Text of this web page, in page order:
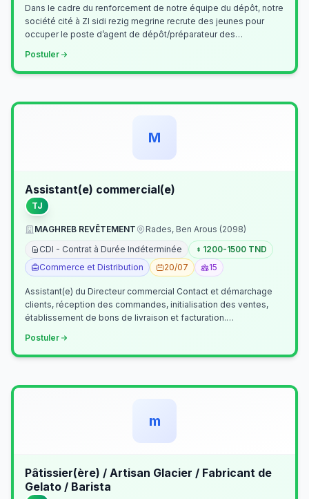
Dans le cadre du renforcement de notre équipe du dépôt, notre
société cité à ZI sidi rezig megrine recrute des jeunes pour
occuper le poste d’agent de dépôt/préparateur des
Postuler
M
Assistant(e) commercial(e)
TJ
MAGHREB REVÊTEMENT
Rades, Ben Arous (2098)
CDI - Contrat à Durée Indéterminée
1200-1500 TND
Commerce et Distribution
20/07 15
Assistant(e) du Directeur commercial Contact et démarchage
clients, réception des commandes, initialisation des ventes,
établissement de bons de livraison et facturation.
Postuler
m
Pâtissier(ère) / Artisan Glacier / Fabricant de
Gelato / Barista